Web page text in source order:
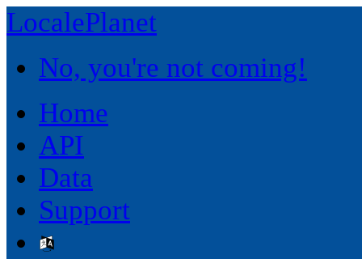
LocalePlanet
No, you're not coming!
Home
API
Data
Support